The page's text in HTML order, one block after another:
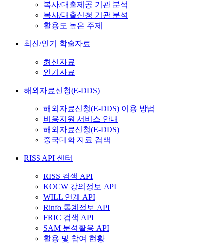
복사/대출제공 기관 분석
복사/대출신청 기관 분석
활용도 높은 주제
최신/인기 학술자료
최신자료
인기자료
해외자료신청(E-DDS)
해외자료신청(E-DDS) 이용 방법
비용지원 서비스 안내
해외자료신청(E-DDS)
중국대학 자료 검색
RISS API 센터
RISS 검색 API
KOCW 강의정보 API
WILL 연계 API
Rinfo 통계정보 API
FRIC 검색 API
SAM 분석활용 API
활용 및 참여 현황